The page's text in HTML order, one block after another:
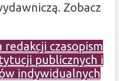
Zobacz
redakcji czasopism
publicznych i
indywidualnych